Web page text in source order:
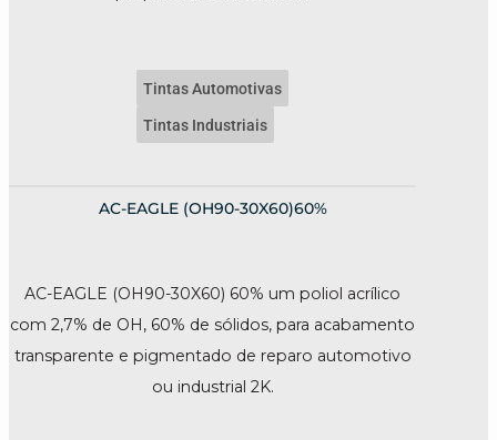
Tintas Automotivas
Tintas Industriais
AC-EAGLE (OH90-30X60)60%
AC-EAGLE (OH90-30X60) 60% um poliol acrílico
com 2,7% de OH, 60% de sólidos, para acabamento
transparente e pigmentado de reparo automotivo
ou industrial 2K.